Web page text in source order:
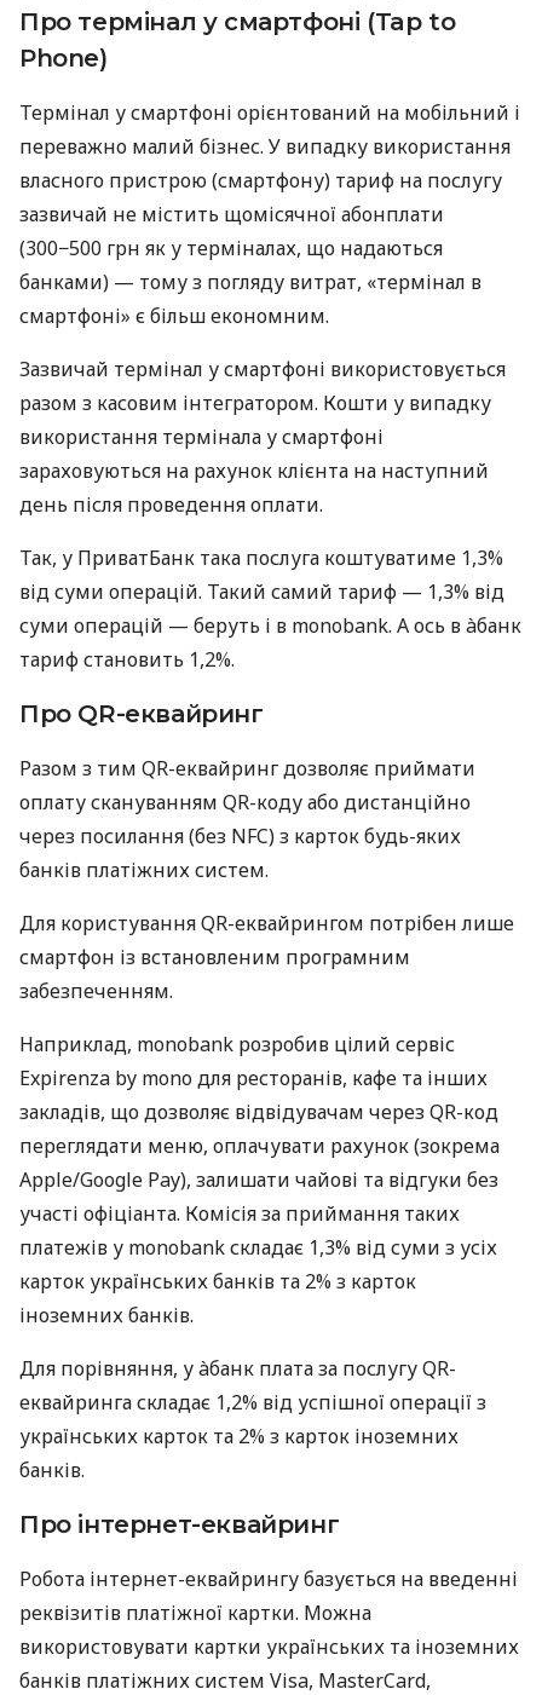
Про термінал у смартфоні (Tap to
Phone)
Термінал у смартфоні орієнтований на мобільний і
переважно малий бізнес. У випадку використання
власного пристрою (смартфону) тариф на послугу
зазвичай не містить щомісячної абонплати
(300−500 грн як у терміналах, що надаються
банками) — тому з погляду витрат, «термінал в
смартфоні» є більш економним.
Зазвичай термінал у смартфоні використовується
разом з касовим інтегратором. Кошти у випадку
використання термінала у смартфоні
зараховуються на рахунок клієнта на наступний
день після проведення оплати.
Так, у ПриватБанк така послуга коштуватиме 1,3%
від суми операцій. Такий самий тариф — 1,3% від
суми операцій — беруть і в monobank. А ось в àбанк
тариф становить 1,2%.
Про QR-еквайринг
Разом з тим QR-еквайринг дозволяє приймати
оплату скануванням QR-коду або дистанційно
через посилання (без NFC) з карток будь-яких
банків платіжних систем.
Для користування QR-еквайрингом потрібен лише
смартфон із встановленим програмним
забезпеченням.
Наприклад, monobank розробив цілий сервіс
Expirenza by mono для ресторанів, кафе та інших
закладів, що дозволяє відвідувачам через QR-код
переглядати меню, оплачувати рахунок (зокрема
Apple/Google Pay), залишати чайові та відгуки без
участі офіціанта. Комісія за приймання таких
платежів у monobank складає 1,3% від суми з усіх
карток українських банків та 2% з карток
іноземних банків.
Для порівняння, у àбанк плата за послугу QR-
еквайринга складає 1,2% від успішної операції з
українських карток та 2% з карток іноземних
банків.
Про інтернет-еквайринг
Робота інтернет-еквайрингу базується на введенні
реквізитів платіжної картки. Можна
використовувати картки українських та іноземних
банків платіжних систем Visa, MasterCard,